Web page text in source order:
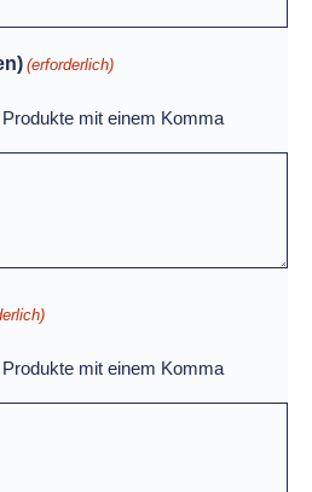
(erforderlich)
mit einem Komma
mit einem Komma